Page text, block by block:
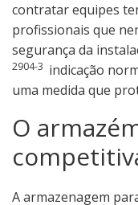
contratar equipes
profissionais que
segurança da
2904-3 indicação
uma medida que
O
A armazenagem